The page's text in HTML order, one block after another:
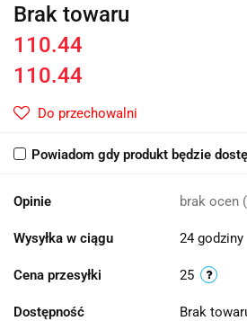
Brak towaru
110.44
110.44
Do przechowalni
Powiadom gdy produkt będzie
Opinie brak ocen
Wysyłka w ciągu 24 godziny
Cena przesyłki 25
Dostępność Brak